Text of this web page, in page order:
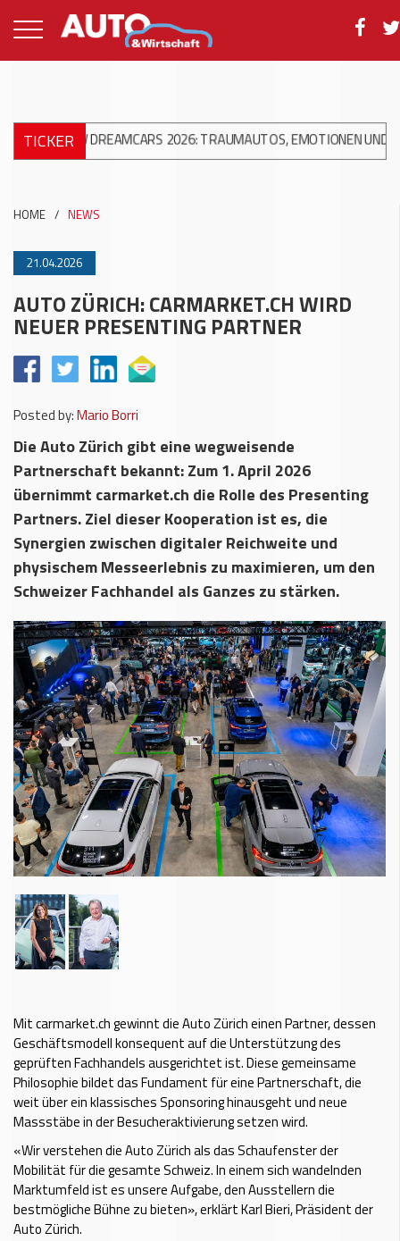
TICKER
DREAMCARS 2026: TRAUMAUTOS, EMOTIONEN UND 10 JAHRE
HOME / NEWS
21.04.2026
AUTO ZÜRICH: CARMARKET.CH WIRD
NEUER PRESENTING PARTNER
Posted by:Mario Borri
Die Auto Zürich gibt eine wegweisende
Partnerschaft bekannt: Zum 1. April 2026
übernimmt carmarket.ch die Rolle des Presenting
Partners. Ziel dieser Kooperation ist es, die
Synergien zwischen digitaler Reichweite und
physischem Messeerlebnis zu maximieren, um den
Schweizer Fachhandel als Ganzes zu stärken.
Mit carmarket.ch gewinnt die Auto Zürich einen Partner, dessen
Geschäftsmodell konsequent auf die Unterstützung des
geprüften Fachhandels ausgerichtet ist. Diese gemeinsame
Philosophie bildet das Fundament für eine Partnerschaft, die
weit über ein klassisches Sponsoring hinausgeht und neue
Massstäbe in der Besucheraktivierung setzen wird.
«Wir verstehen die Auto Zürich als das Schaufenster der
Mobilität für die gesamte Schweiz. In einem sich wandelnden
Marktumfeld ist es unsere Aufgabe, den Ausstellern die
bestmögliche Bühne zu bieten», erklärt Karl Bieri, Präsident der
Auto Zürich.